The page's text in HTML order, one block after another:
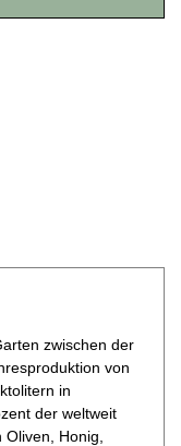
zwischen der
von
in
der weltweit
Honig,